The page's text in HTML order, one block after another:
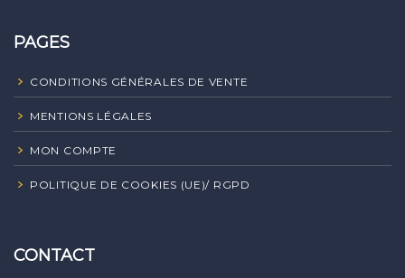
PAGES
CONDITIONS GÉNÉRALES DE VENTE
MENTIONS LÉGALES
MON COMPTE
POLITIQUE DE COOKIES (UE)/ RGPD
CONTACT